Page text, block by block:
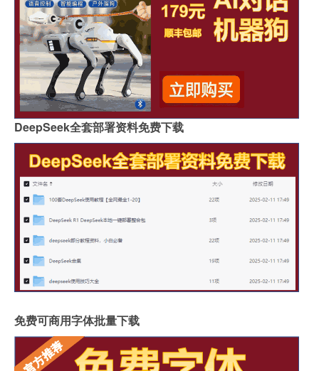
DeepSeek全套部署资料免费下载
免费可商用字体批量下载